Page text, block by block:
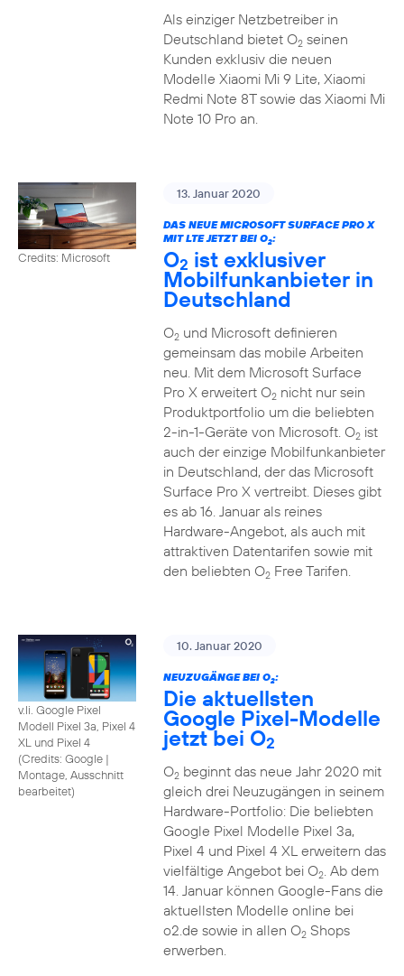
Als einziger Netzbetreiber in
Deutschland bietet O2seinen
Kunden exklusiv die neuen
Modelle Xiaomi Mi 9 Lite, Xiaomi
Redmi Note 8T sowie das Xiaomi Mi
Note 10 Pro an.
Credits: Microsoft
13. Januar 2020
DAS NEUE MICROSOFT SURFACE PRO X
MIT LTE JETZT BEI O2:
O2 ist exklusiver
Mobilfunkanbieter in
Deutschland
O2und Microsoft definieren
gemeinsam das mobile Arbeiten
neu. Mit dem Microsoft Surface
Pro X erweitert O2nicht nur sein
Produktportfolio um die beliebten
2-in-1-Geräte von Microsoft. O2ist
auch der einzige Mobilfunkanbieter
in Deutschland, der das Microsoft
Surface Pro X vertreibt. Dieses gibt
es ab 16. Januar als reines
Hardware-Angebot, als auch mit
attraktiven Datentarifen sowie mit
den beliebten O2Free Tarifen.
v.li. Google Pixel
Modell Pixel 3a, Pixel 4
XL und Pixel 4
(Credits: Google |
Montage, Ausschnitt
bearbeitet)
10. Januar 2020
NEUZUGÄNGE BEI O2:
Die aktuellsten
Google Pixel-Modelle
jetzt bei O2
O2beginnt das neue Jahr 2020 mit
gleich drei Neuzugängen in seinem
Hardware-Portfolio: Die beliebten
Google Pixel Modelle Pixel 3a,
Pixel 4 und Pixel 4 XL erweitern das
vielfältige Angebot bei O2. Ab dem
14. Januar können Google-Fans die
aktuellsten Modelle online bei
o2.de sowie in allen O2Shops
erwerben.